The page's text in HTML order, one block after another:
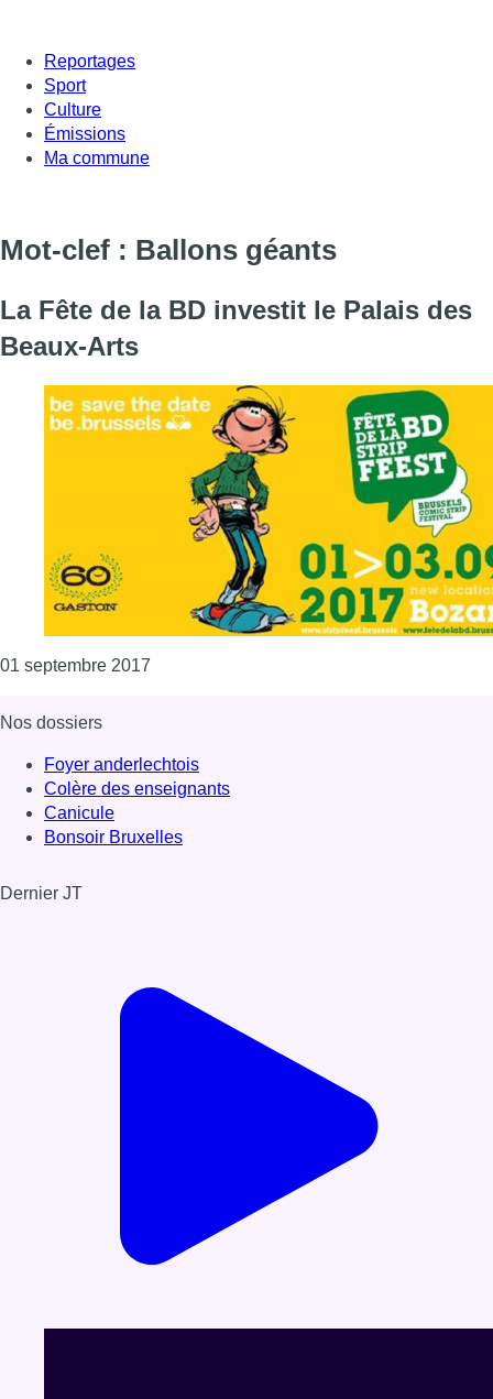
Reportages
Sport
Culture
Émissions
Ma commune
Mot-clef : Ballons géants
La Fête de la BD investit le Palais des
Beaux-Arts
01 septembre 2017
Nos dossiers
Foyer anderlechtois
Colère des enseignants
Canicule
Bonsoir Bruxelles
Dernier JT